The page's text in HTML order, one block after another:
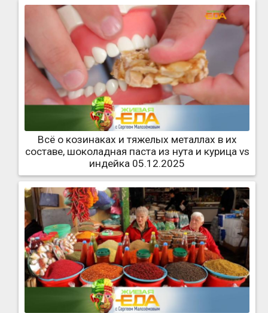
Всё о козинаках и тяжелых металлах в их
составе, шоколадная паста из нута и курица vs
индейка 05.12.2025